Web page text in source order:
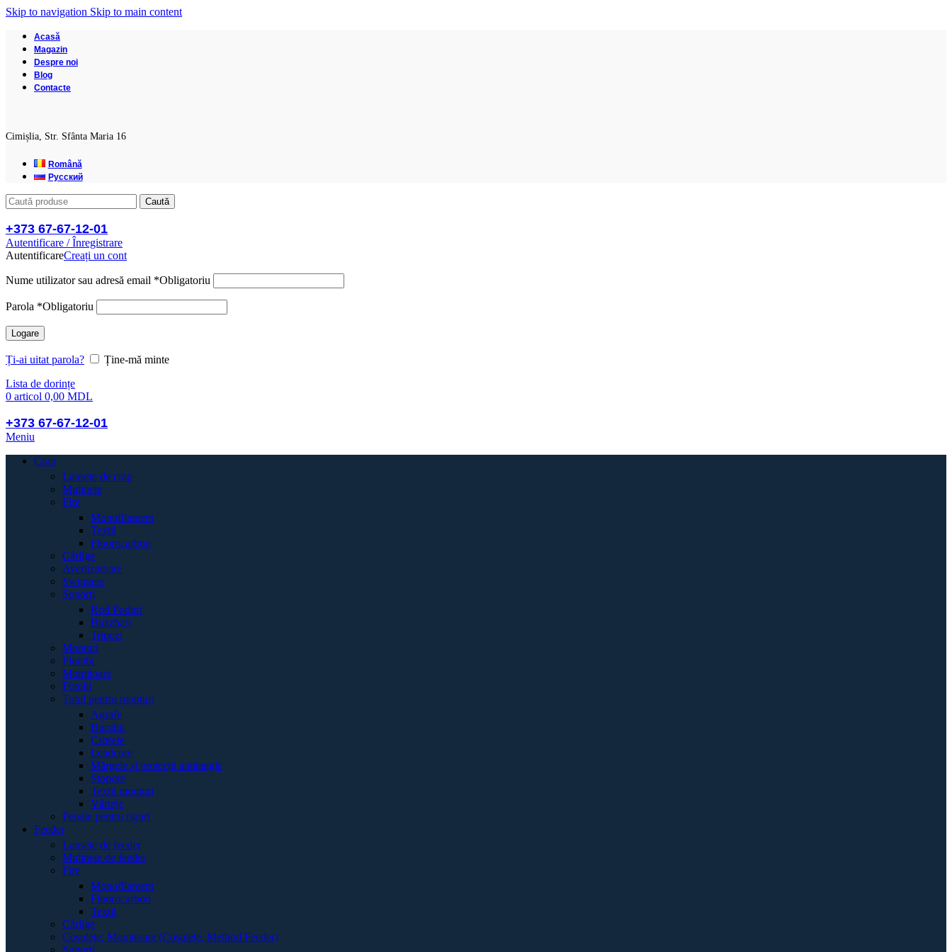
Skip to navigation Skip to main content
Acasă
Magazin
Despre noi
Blog
Contacte
Cimișlia, Str. Sfânta Maria 16
Română
Русский
Caută
+373 67-67-12-01
Autentificare / Înregistrare
AutentificareCreați un cont
Nume utilizator sau adresă email *Obligatoriu
Parola *Obligatoriu
Logare
Ți-ai uitat parola?
Ține-mă minte
Lista de dorințe
0 articol 0,00 MDL
+373 67-67-12-01
Meniu
Crap
Lansete de crap
Mulinete
Fire
Monofilament
Textil
Fluorocarbon
Cârlige
Avertizatoare
Swingere
Suporți
Rod Poduri
Buzzbari
Tripozi
Monturi
Plumbi
Momitoare
Fotolii
Totul pentru monturi
Agrafe
Burghii
Crosete
Leadcore
Mărgele și protecții antitangle
Stopore
Textil monturi
Vârteje
Penale pentru riguri
Feeder
Lansete de feeder
Mulinete de feeder
Fire
Monofilament
Fluorocarbon
Textil
Cârlige
Coșulețe, Momitoare (Coșulețe, Method Feeder)
Suporți